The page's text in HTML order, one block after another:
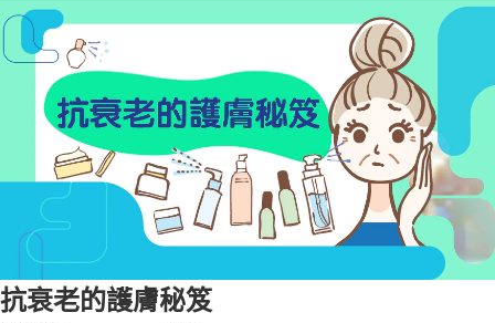
抗衰老的護膚秘笈